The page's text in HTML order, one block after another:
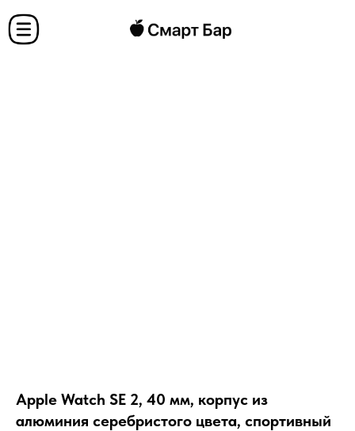
Apple Watch SE 2, 40 мм, корпус из
алюминия серебристого цвета, спортивный